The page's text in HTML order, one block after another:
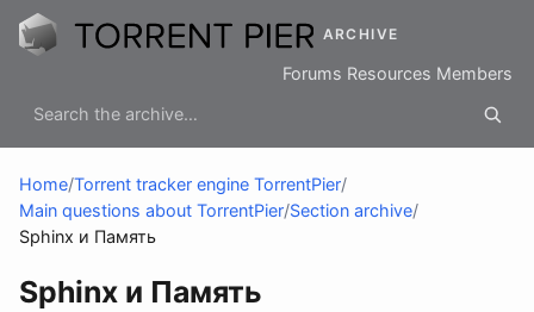
ARCHIVE
Forums Resources Members
Home/Torrent tracker engine TorrentPier/
Main questions about TorrentPier/Section archive/
Sphinx и Память
Sphinx и Память